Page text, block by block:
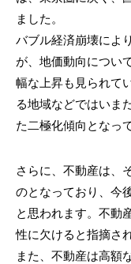
ました。
バブル経済崩壊によ
が、地価動向につい
幅な上昇も見られて
る地域などではいま
た二極化傾向となっ
さらに、不動産は、
のとなっており、今
と思われます。不動
性に欠けると指摘さ
また、不動産は高額